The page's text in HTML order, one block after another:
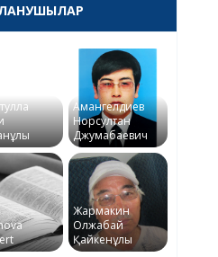
Амангелдиев
Норсултан
Джумабаевич
Жармакин
Олжабай
Қайкенұлы